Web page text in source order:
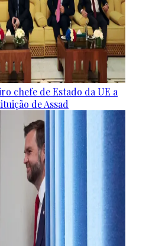
chefe de Estado da UE a
de Assad